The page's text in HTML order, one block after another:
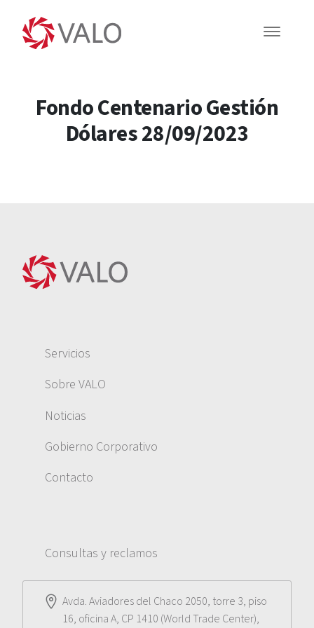
Fondo Centenario Gestión
Dólares 28/09/2023
Servicios
Sobre VALO
Noticias
Gobierno Corporativo
Contacto
Consultas y reclamos
Avda. Aviadores del Chaco 2050, torre 3, piso
16, oficina A, CP 1410 (World Trade Center),